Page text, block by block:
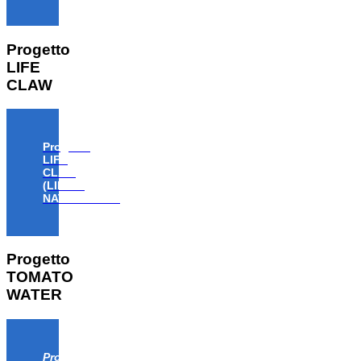
Progetto
LIFE
CLAW
Progetto
LIFE
CLAW
(LIFE18
NAT/IT/000806)
Progetto
TOMATO
WATER
Progetto